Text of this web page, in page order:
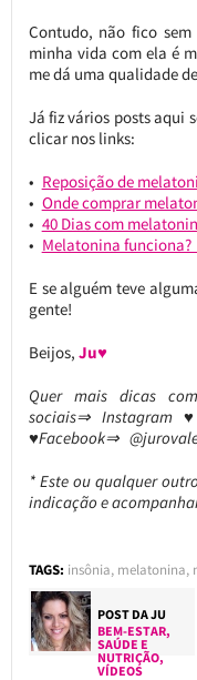
Contudo, não fico
minha vida com ela é
me dá uma qualidade
Já fiz vários posts aqui
clicar nos links:
Reposição de
Onde comprar
40 Dias com
Melatonina funciona?
E se alguém teve
gente!
Beijos, Ju♥
Quer mais dicas
sociais⇒ Instagram
♥Facebook⇒
* Este ou qualquer
indicação e
TAGS: insônia, melatonina,
POST DAJU
BEM-ESTAR,
SAÚDE E
NUTRIÇÃO,
VÍDEOS